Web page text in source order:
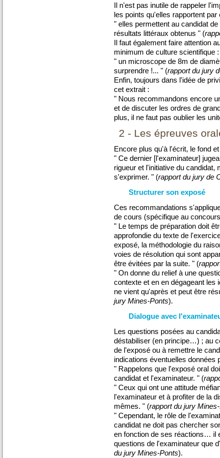
Il n'est pas inutile de rappeler
les points qu'elles rapportent
" elles permettent au candidat
résultats littéraux obtenus " (
Il faut également faire attention
minimum de culture scientifique :
" un microscope de 8m de
surprendre !... " (rapport du jury
Enfin, toujours dans l'idée de
cet extrait :
" Nous recommandons encore
et de discuter les ordres de
plus, il ne faut pas oublier les
2 - Les épreuves
Encore plus qu'à l'écrit, le fond
" Ce dernier [l'examinateur]
rigueur et l'initiative du
s'exprimer. " (rapport du jury de
Structurer son exposé
Ces recommandations
de cours (spécifique au
" Le temps de préparation doit
approfondie du texte de
exposé, la méthodologie du
voies de résolution qui sont
être évitées par la suite. " (
" On donne du relief à une
contexte et en en dégageant les
ne vient qu'après et peut être
jury Mines-Ponts).
Dialogue avec
Les questions posées au
déstabiliser (en principe…) ; au
de l'exposé ou à remettre le
indications éventuelles données
" Rappelons que l'exposé oral
candidat et l'examinateur. " (
" Ceux qui ont une attitude
l'examinateur et à profiter de la
mêmes. " (rapport du jury
" Cependant, le rôle de
candidat ne doit pas chercher
en fonction de ses réactions… il
questions de l'examinateur que
du jury Mines-Ponts).